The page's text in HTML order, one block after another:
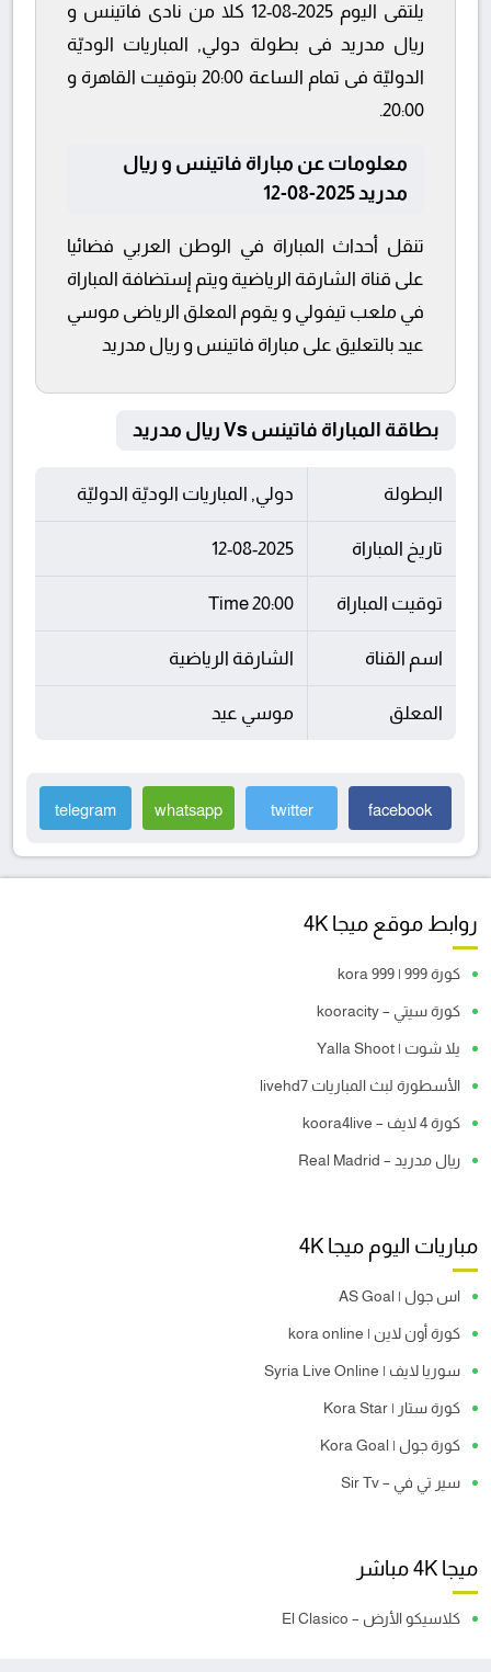
يلتقى اليوم 2025-08-12 كلا من نادى فاتينس و
ريال مدريد فى بطولة دولي, المباريات الوديّة
الدوليّة فى تمام الساعة 20:00 بتوقيت القاهرة و
20:00.
معلومات عن مباراة فاتينس و ريال
مدريد 2025-08-12
تنقل أحداث المباراة في الوطن العربي فضائيا
على قناة الشارقة الرياضية ويتم إستضافة المباراة
في ملعب تيفولي و يقوم المعلق الرياضى موسي
عيد بالتعليق على مباراة فاتينس و ريال مدريد
بطاقة المباراة فاتينس Vs ريال مدريد
البطولة دولي, المباريات الوديّة الدوليّة
تاريخ المباراة 12-08-2025
توقيت المباراة 20:00 Time
اسم القناة الشارقة الرياضية
المعلق موسي عيد
facebook
twitter
whatsapp
telegram
روابط موقع ميجا 4K
كورة 999 | kora 999
كورة سيتي – kooracity
يلا شوت | Yalla Shoot
الأسطورة لبث المباريات livehd7
كورة 4 لايف – koora4live
ريال مدريد – Real Madrid
مباريات اليوم ميجا 4K
اس جول | AS Goal
كورة أون لاين | kora online
سوريا لايف | Syria Live Online
كورة ستار | Kora Star
كورة جول | Kora Goal
سير تي في – Sir Tv
ميجا 4K مباشر
كلاسيكو الأرض – El Clasico